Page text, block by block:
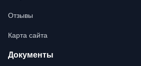
Отзывы
Карта сайта
Документы